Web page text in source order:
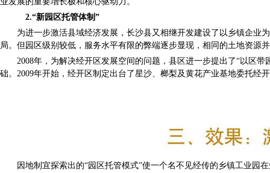
2.“新园区托管体制”
为进一步激活县域经济发展，长沙县又相继开发建设了以乡镇企业为
局。但园区级别较低，服务水平有限的弊端逐步显现，相同的土地资源
2008年，为解决经开区发展空间的问题，县区进一步提出了“以区带
础。2009年开始，经开区制定出台了星沙、榔梨及黄花产业基地委托经
因地制宜探索出的“园区托管模式”使一个名不见经传的乡镇工业园